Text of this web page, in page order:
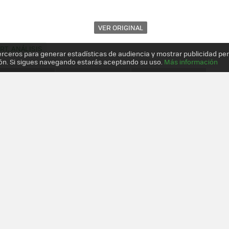
VER ORIGINAL
para generar estadísticas de audiencia y mostrar publicidad
Si sigues navegando estarás aceptando su uso. Más información